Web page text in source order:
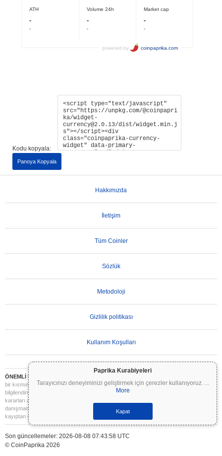
Paprika Kurabiyeleri
Tarayıcınızı deneyiminizi geliştirmek için çerezler kullanıyoruz. ...
More
Kapat
Kodu kopyala:
Panoya Kopyala
Hakkımızda
İletişim
Tüm Coinler
Sözlük
Metodoloji
Gizlilik politikası
Kullanım Koşulları
ÖNEMLİ UYARI:
bir kısmını veya tamamını kaybedebilirsiniz. Coinpaprika üzerindeki tüm bilgiler yalnızca
bilgilendirme amaçlıdır ve finansal veya yatırım tavsiyesi niteliği taşımaz. Yatırım
kararları almadan önce daima kendi araştırmanızı yapın (DYOR) ve nitelikli bir finansal
danışmana başvurun. Coinpaprika, bu bilgilerin kullanımından kaynaklanan herhangi bir
kayıptan sorumlu değildir.
Son güncellemeler: 2026-08-08 07:43:58 UTC
© CoinPaprika 2026